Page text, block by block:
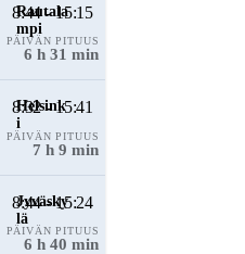
8:44 - 15:15
PÄIVÄN PITUUS
6 h 31 min
8:32 - 15:41
PÄIVÄN PITUUS
7 h 9 min
8:44 - 15:24
PÄIVÄN PITUUS
6 h 40 min